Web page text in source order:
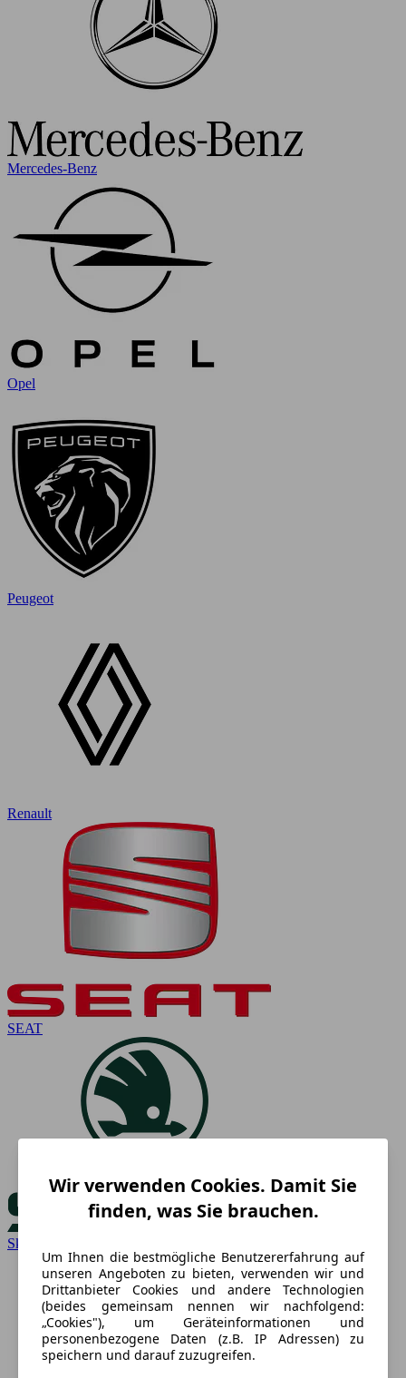
Mercedes-Benz
Opel
Peugeot
Renault
SEAT
Skoda
Wir verwenden Cookies. Damit Sie
finden, was Sie brauchen.
Um Ihnen die bestmögliche Benutzererfahrung auf
unseren Angeboten zu bieten, verwenden wir und
Drittanbieter Cookies und andere Technologien
(beides gemeinsam nennen wir nachfolgend:
„Cookies"), um Geräteinformationen und
personenbezogene Daten (z.B. IP Adressen) zu
speichern und darauf zuzugreifen.